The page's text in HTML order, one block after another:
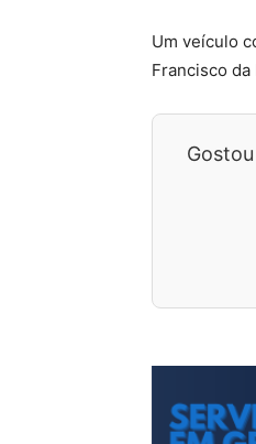
Um veículo
Francisco